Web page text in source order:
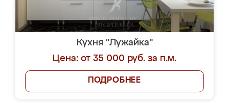
Кухня "Лужайка"
Цена: от 35 000 руб. за п.м.
ПОДРОБНЕЕ